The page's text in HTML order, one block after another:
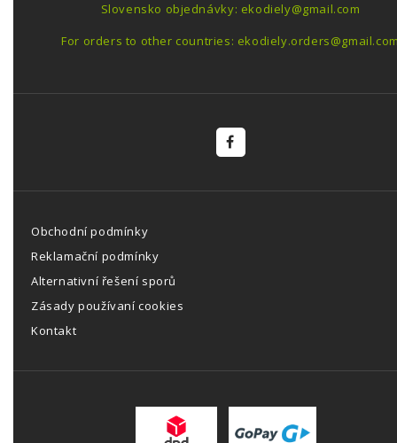
Slovensko objednávky: ekodiely@gmail.com
For orders to other countries:
Obchodní podmínky
Reklamační podmínky
Alternativní řešení sporů
Zásady používaní cookies
Kontakt